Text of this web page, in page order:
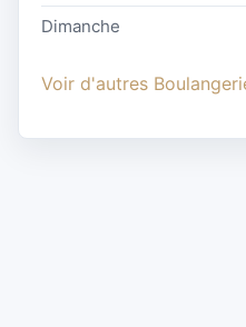
Dimanche
Voir d'autres